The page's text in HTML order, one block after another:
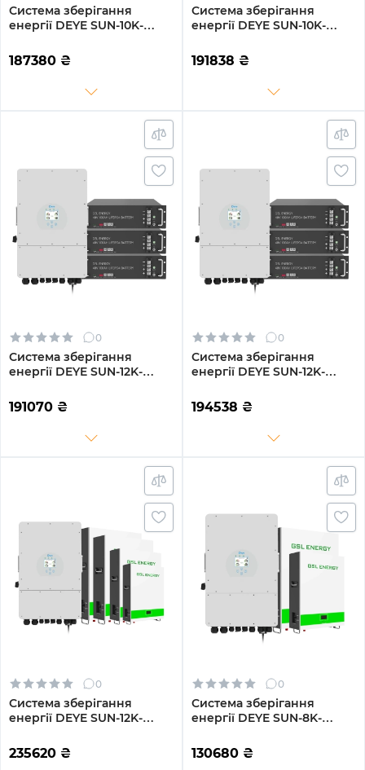
Система зберігання
енергії DEYE SUN-10K-
10kW 14.4kWh 3BAT
LiFePO4 6500 циклів
187380 ₴
Система зберігання
енергії DEYE SUN-10K-
10kW 15.36kWh 3BAT
LiFePO4 6500 циклів
191838 ₴
0
Система зберігання
енергії DEYE SUN-12K-
LFP 12kW 14.4kWh 3BAT
LiFePO4 6500 циклів
191070 ₴
0
Система зберігання
енергії DEYE SUN-12K-
12kW 14.4kWh 3BAT
LiFePO4 6500 циклів
194538 ₴
0
Система зберігання
енергії DEYE SUN-12K-
LFP-W 12kW 20.48kWh
4BAT LiFePO4 6500 циклів
235620 ₴
0
Система зберігання
енергії DEYE SUN-8K-
W 8kW 10.24kWh 2BAT
LiFePO4 6500 циклів
130680 ₴